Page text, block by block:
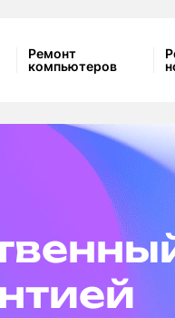
Ремонт
компьютеров